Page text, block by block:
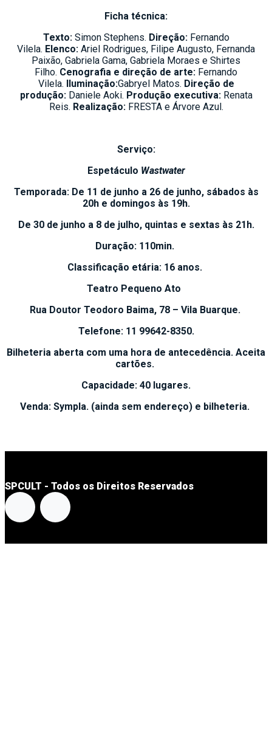
Ficha técnica:
Texto: Simon Stephens. Direção:Fernando
Vilela. Elenco: Ariel Rodrigues, Filipe Augusto, Fernanda
Paixão, Gabriela Gama, Gabriela Moraes e Shirtes
Filho. Cenografia e direção de arte: Fernando
Vilela.
Iluminação:Gabryel Matos. Direção de
produção:Daniele Aoki. Produção executiva: Renata
Reis. Realização:FRESTA e Árvore Azul.
Serviço:
Espetáculo Wastwater
Temporada: De 11 de junho a 26 de junho, sábados às
20h e domingos às 19h.
De 30 de junho a 8 de julho, quintas e sextas às 21h.
Duração: 110min.
Classificação etária: 16 anos.
Teatro Pequeno Ato
Rua Doutor Teodoro Baima, 78 – Vila Buarque.
Telefone: 11 99642-8350.
Bilheteria aberta com uma hora de antecedência. Aceita
cartões.
Capacidade: 40 lugares.
Venda: Sympla. (ainda sem endereço) e bilheteria.
SPCULT - Todos os Direitos Reservados